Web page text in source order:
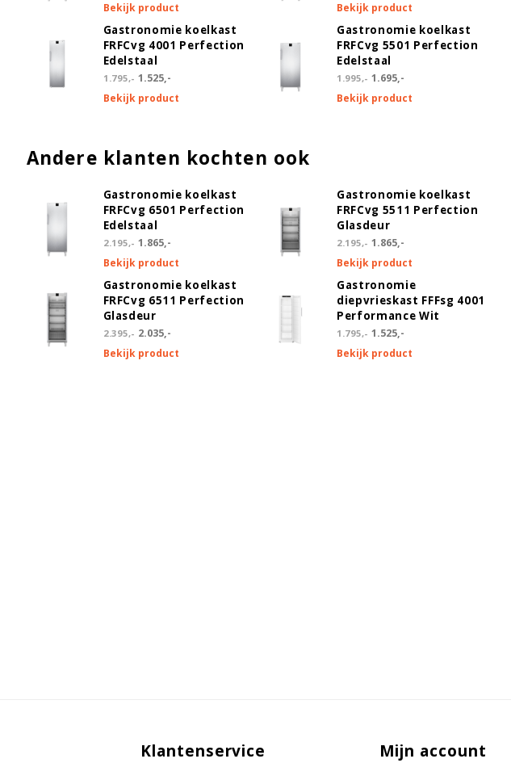
Bekijk product
Bekijk product
Gastronomie koelkast
FRFCvg 4001 Perfection
Edelstaal
1.795,- 1.525,-
Bekijk product
Gastronomie koelkast
FRFCvg 5501 Perfection
Edelstaal
1.995,- 1.695,-
Bekijk product
Andere klanten kochten ook
Gastronomie koelkast
FRFCvg 6501 Perfection
Edelstaal
2.195,- 1.865,-
Bekijk product
Gastronomie koelkast
FRFCvg 5511 Perfection
Glasdeur
2.195,- 1.865,-
Bekijk product
Gastronomie koelkast
FRFCvg 6511 Perfection
Glasdeur
2.395,- 2.035,-
Bekijk product
Gastronomie
diepvrieskast FFFsg 4001
Performance Wit
1.795,- 1.525,-
Bekijk product
Klantenservice Mijn account